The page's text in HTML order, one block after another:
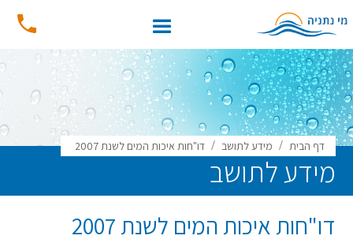
דף הבית / מידע לתושב / דו"חות איכות המים לשנת 2007
מידע לתושב
דו"חות איכות המים לשנת 2007